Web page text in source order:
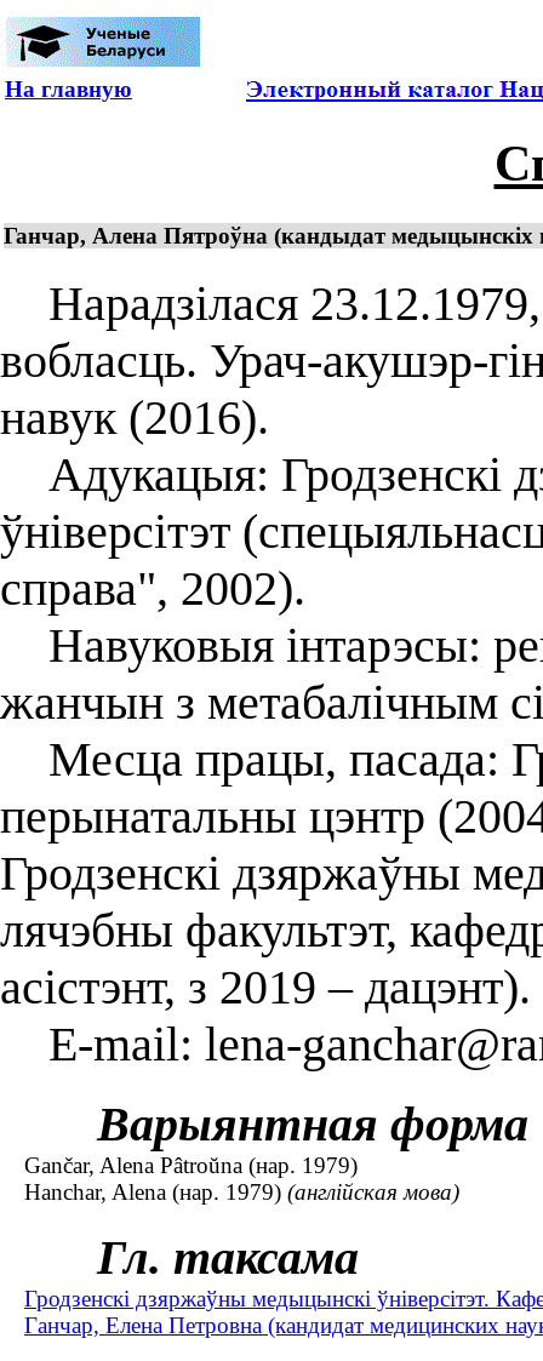
На главную
Ганчар, Алена Пятроўна (кандыдат медыцынскіх
Нарадзілася
вобласць. Урач-акушэр-
навук (2016).
Адукацыя: Гродзенскі
ўніверсітэт
справа", 2002).
Навуковыя інтарэсы:
жанчын з метабалічным
Месца працы, пасада:
перынатальны цэнтр
Гродзенскі дзяржаўны
лячэбны факультэт,
асістэнт, з 2019 –
E-mail: lena-
Варыянтная форма
Gančar, Alena Pâtroŭna (нар. 1979)
Hanchar, Alena (нар. 1979) (англійская мова)
Гл. таксама
Гродзенскі дзяржаўны медыцынскі ўніверсітэт.
Ганчар, Елена Петровна (кандидат медицинских